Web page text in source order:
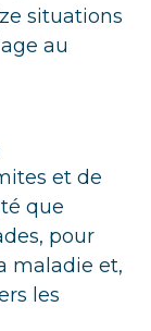
situations
au
et de
que
pour
maladie et,
les